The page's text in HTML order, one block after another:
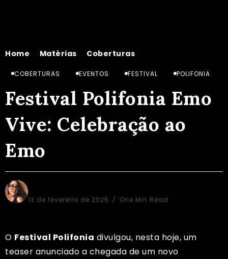
Home Matérias Coberturas
COBERTURAS EVENTOS FESTIVAL POLIFONIA
Festival Polifonia Emo
Vive: Celebração ao
Emo
13 de fevereiro de 2025 One Min Read
O Festival Polifonia divulgou, nesta hoje, um
teaser anunciado a chegada de um novo